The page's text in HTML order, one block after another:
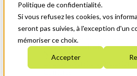
Politique de confidentialité.
Si vous refusez les cookies, vos
seront pas suivies, à l'exception d'un
mémoriser ce choix.
Accepter
Qui nous sommes
Plan stratégique 2026-2030
Nos investissements
Nos activités
Équité, diversité et inclusion